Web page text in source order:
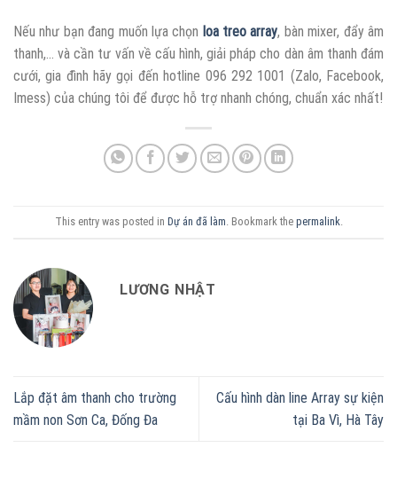
Nếu như bạn đang muốn lựa chọn loa treo array, bàn mixer, đẩy âm
thanh,… và cần tư vấn về cấu hình, giải pháp cho dàn âm thanh đám
cưới, gia đình hãy gọi đến hotline 096 292 1001 (Zalo, Facebook,
Imess) của chúng tôi để được hỗ trợ nhanh chóng, chuẩn xác nhất!
This entry was posted in Dự án đã làm . Bookmark the permalink
LƯƠNG NHẬT
Lắp đặt âm thanh cho trường
mầm non Sơn Ca, Đống Đa
Cấu hình dàn line Array sự kiện
tại Ba Vì, Hà Tây